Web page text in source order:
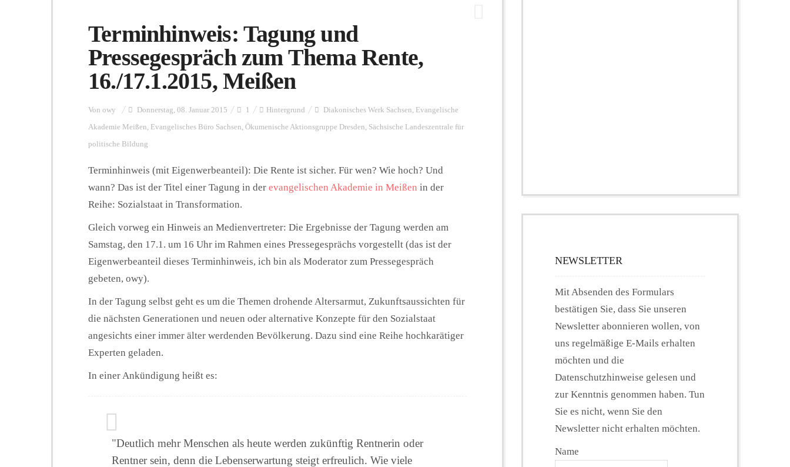
Terminhinweis: Tagung und
Pressegespräch zum Thema Rente,
16./17.1.2015, Meißen
Von owy Donnerstag, 08. Januar 2015 1 Hintergrund Diakonisches Werk Sachsen, Evangelische
Akademie Meißen, Evangelisches Büro Sachsen, Ökumenische Aktionsgruppe Dresden, Sächsische Landeszentrale für
politische Bildung
Terminhinweis (mit Eigenwerbeanteil): Die Rente ist sicher. Für wen? Wie hoch? Und
wann? Das ist der Titel einer Tagung in der evangelischen Akademie in Meißen in der
Reihe: Sozialstaat in Transformation.
Gleich vorweg ein Hinweis an Medienvertreter: Die Ergebnisse der Tagung werden am
Samstag, den 17.1. um 16 Uhr im Rahmen eines Pressegesprächs vorgestellt (das ist der
Eigenwerbeanteil dieses Terminhinweis, ich bin als Moderator zum Pressegespräch
gebeten, owy).
In der Tagung selbst geht es um die Themen drohende Altersarmut, Zukunftsaussichten für
die nächsten Generationen und neuen oder alternative Konzepte für den Sozialstaat
angesichts einer immer älter werdenden Bevölkerung. Dazu sind eine Reihe hochkarätiger
Experten geladen.
In einer Ankündigung heißt es:
"Deutlich mehr Menschen als heute werden zukünftig Rentnerin oder
Rentner sein, denn die Lebenserwartung steigt erfreulich. Wie viele
NEWSLETTER
Mit Absenden des Formulars
bestätigen Sie, dass Sie unseren
Newsletter abonnieren wollen, von
uns regelmäßige E-Mails erhalten
möchten und die
Datenschutzhinweise gelesen und
zur Kenntnis genommen haben. Tun
Sie es nicht, wenn Sie den
Newsletter nicht erhalten möchten.
Name